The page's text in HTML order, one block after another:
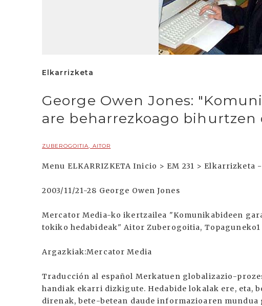
Elkarrizketa
George Owen Jones:
are beharrezkoago
ZUBEROGOITIA, AITOR
Menu ELKARRIZKETA Inicio > EM 231 > Elkarrizketa
2003/11/21-28 George Owen Jones
Mercator Media-ko ikertzailea "Komunikabideen
tokiko hedabideak" Aitor Zuberogoitia, Topaguneko1
Argazkiak:Mercator Media
Traducción al español Merkatuen globalizazio-
handiak ekarri dizkigute. Hedabide lokalak ere, eta,
direnak, bete-betean daude informazioaren